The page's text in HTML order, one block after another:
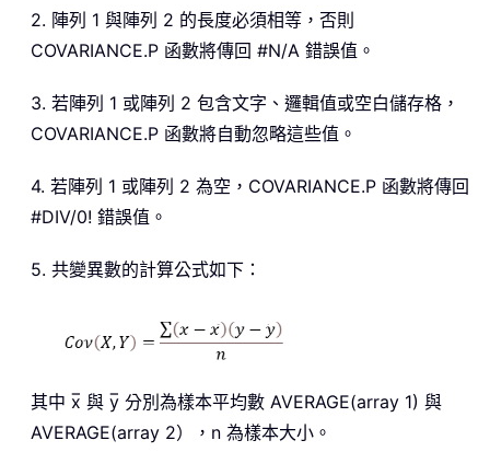
2. 陣列 1 與陣列 2 的長度必須相等，否則
COVARIANCE.P 函數將傳回 #N/A 錯誤值。
3. 若陣列 1 或陣列 2 包含文字、邏輯值或空白儲存格，
COVARIANCE.P 函數將自動忽略這些值。
4. 若陣列 1 或陣列 2 為空，COVARIANCE.P 函數將傳回
#DIV/0! 錯誤值。
5. 共變異數的計算公式如下：
其中 x̅ 與 y̅ 分別為樣本平均數 AVERAGE(array 1) 與
AVERAGE(array 2），n 為樣本大小。